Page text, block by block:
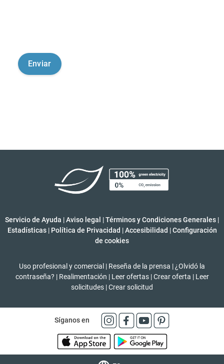
Servicio de Ayuda |Aviso legal |Términos y Condiciones Generales |
Estadísticas | Política de Privacidad | Accesibilidad | Configuración
de cookies
Uso profesional y comercial | Reseña de la prensa | ¿Olvidó la
contraseña? | Realimentación | Leer ofertas | Crear oferta | Leer
solicitudes |Crear solicitud
Síganos en